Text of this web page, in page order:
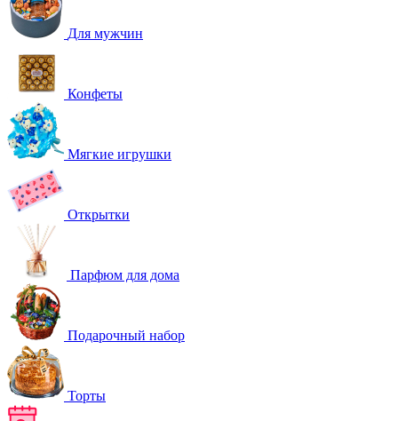
Для мужчин
Конфеты
Мягкие игрушки
Открытки
Парфюм для дома
Подарочный набор
Торты